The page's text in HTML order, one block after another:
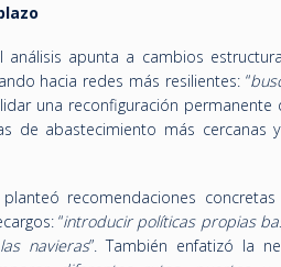
apunta a cambios
hacia redes más resilientes: “
una reconfiguración
de abastecimiento más cercanas
planteó recomendaciones
“introducir políticas propias
navieras”. También enfatizó la